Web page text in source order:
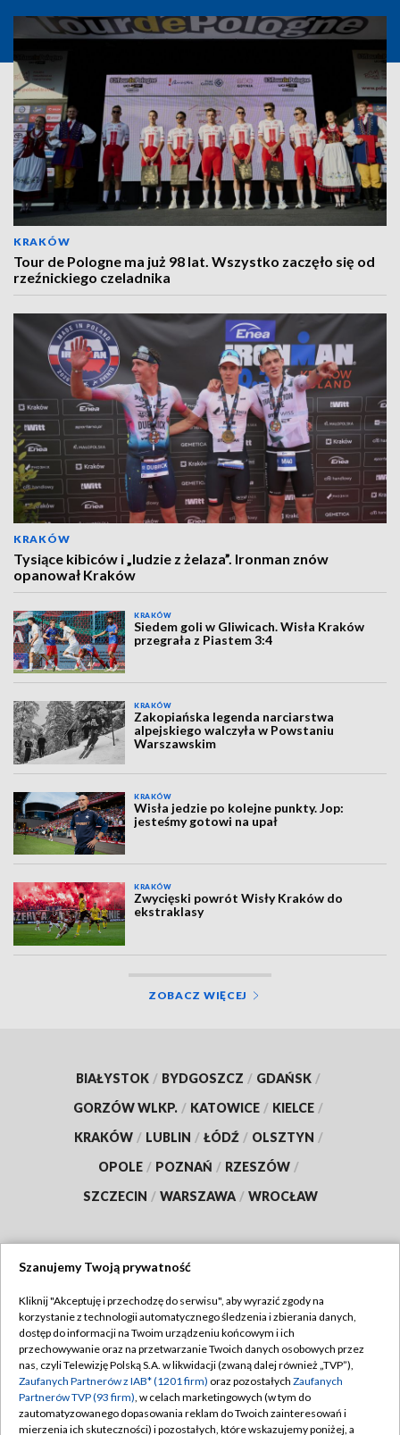
KRAKÓW
Tour de Pologne ma już 98 lat. Wszystko zaczęło się od
rzeźnickiego czeladnika
KRAKÓW
Tysiące kibiców i „ludzie z żelaza”. Ironman znów
opanował Kraków
KRAKÓW
Siedem goli w Gliwicach. Wisła Kraków
przegrała z Piastem 3:4
KRAKÓW
Zakopiańska legenda narciarstwa
alpejskiego walczyła w Powstaniu
Warszawskim
KRAKÓW
Wisła jedzie po kolejne punkty. Jop:
jesteśmy gotowi na upał
KRAKÓW
Zwycięski powrót Wisły Kraków do
ekstraklasy
ZOBACZ WIĘCEJ
BIAŁYSTOK / BYDGOSZCZ / GDAŃSK /
GORZÓW WLKP. / KATOWICE / KIELCE /
KRAKÓW / LUBLIN / ŁÓDŹ / OLSZTYN /
OPOLE / POZNAŃ / RZESZÓW /
SZCZECIN / WARSZAWA / WROCŁAW
TVP
Abonament TVP
Emisja w TVP
Centrum informacji TVP
Regulamin TVP
Polityka prywatności
Moje zgody
Szanujemy Twoją prywatność
Kliknij "Akceptuję i przechodzę do serwisu", aby wyrazić zgody na
korzystanie z technologii automatycznego śledzenia i zbierania danych,
dostęp do informacji na Twoim urządzeniu końcowym i ich
przechowywanie oraz na przetwarzanie Twoich danych osobowych przez
nas, czyli Telewizję Polską S.A. w likwidacji (zwaną dalej również „TVP”),
Zaufanych Partnerów z IAB* (1201 firm) oraz pozostałych Zaufanych
Partnerów TVP (93 firm), w celach marketingowych (w tym do
zautomatyzowanego dopasowania reklam do Twoich zainteresowań i
mierzenia ich skuteczności) i pozostałych, które wskazujemy poniżej, a